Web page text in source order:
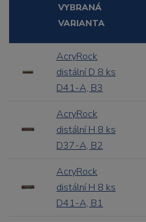
VYBRANÁ
VARIANTA
AcryRock
distální D 8 ks
D41-A, B3
AcryRock
distální H 8 ks
D37-A, B2
AcryRock
distální H 8 ks
D41-A, B1